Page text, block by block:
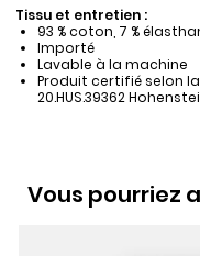
Tissu et entretien :
93 % coton, 7 %
Importé
Lavable à la machine
Produit certifié selon la
20.HUS.39362
Vous pourriez